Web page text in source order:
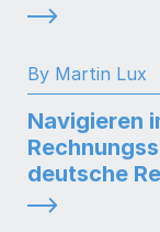
By Martin Lux
Navigieren
deutsche